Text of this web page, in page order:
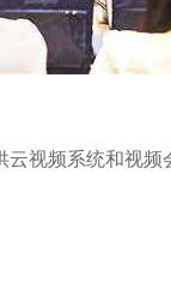
视频系统和视